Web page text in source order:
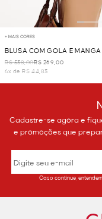
+ MAIS CORES
BLUSA COM GOLA E MANGA
R$ 538,00R$ 269,00
6x de R$ 44,83
Cadastre-se agora e
e promoções que
Caso continue,